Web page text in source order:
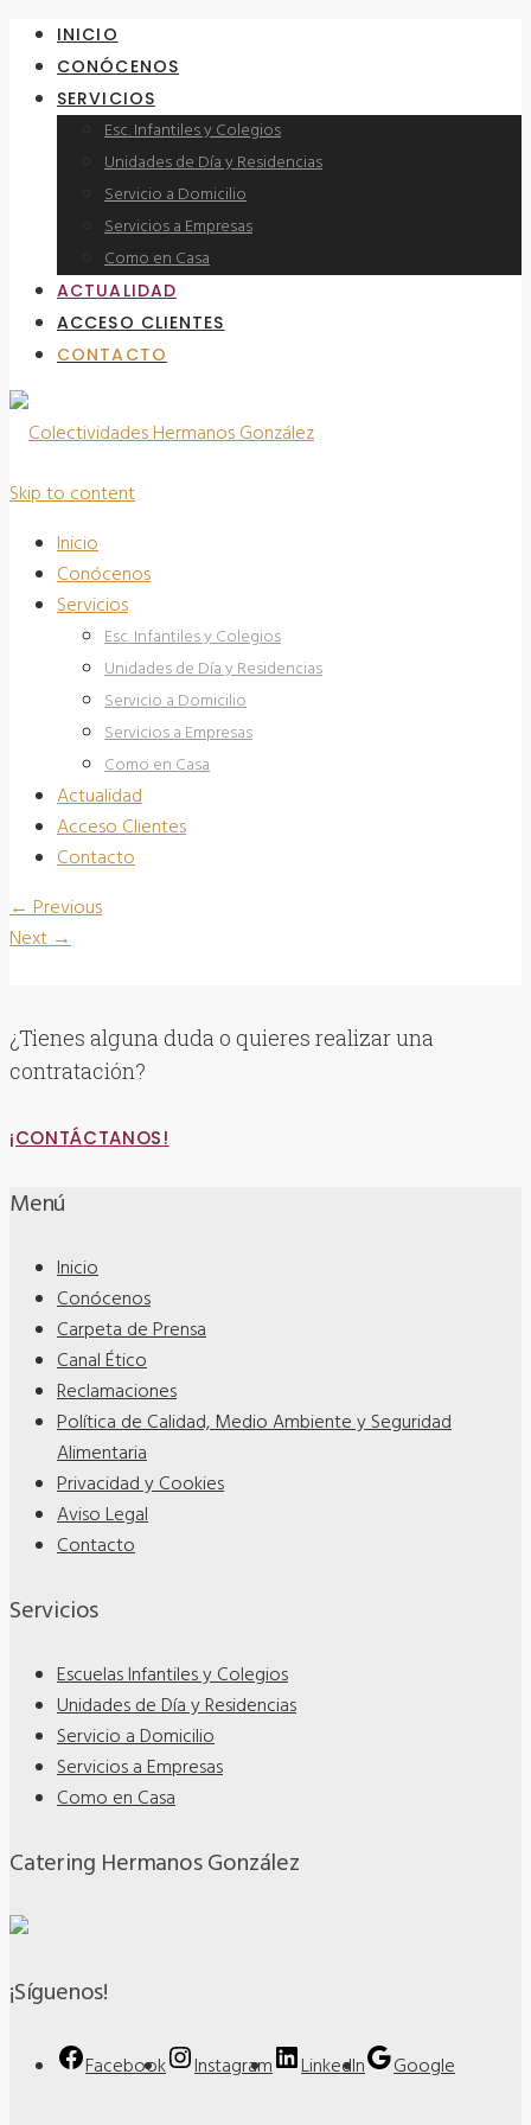
INICIO
CONÓCENOS
SERVICIOS
Esc. Infantiles y Colegios
Unidades de Día y Residencias
Servicio a Domicilio
Servicios a Empresas
Como en Casa
ACTUALIDAD
ACCESO CLIENTES
CONTACTO
Skip to content
Inicio
Conócenos
Servicios
Esc. Infantiles y Colegios
Unidades de Día y Residencias
Servicio a Domicilio
Servicios a Empresas
Como en Casa
Actualidad
Acceso Clientes
Contacto
←Previous
Next→
¿Tienes alguna duda o quieres realizar una
contratación?
¡CONTÁCTANOS!
Menú
Inicio
Conócenos
Carpeta de Prensa
Canal Ético
Reclamaciones
Política de Calidad, Medio Ambiente y Seguridad
Alimentaria
Privacidad y Cookies
Aviso Legal
Contacto
Servicios
Escuelas Infantiles y Colegios
Unidades de Día y Residencias
Servicio a Domicilio
Servicios a Empresas
Como en Casa
Catering Hermanos González
¡Síguenos!
Facebook Instagram LinkedIn Google